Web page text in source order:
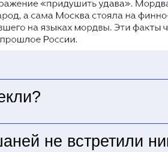
не встретили